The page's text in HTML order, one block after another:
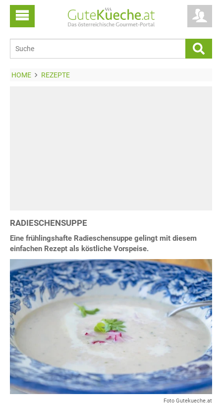
HOME REZEPTE
RADIESCHENSUPPE
Eine frühlingshafte Radieschensuppe gelingt mit diesem
einfachen Rezept als köstliche Vorspeise.
Foto Gutekueche.at